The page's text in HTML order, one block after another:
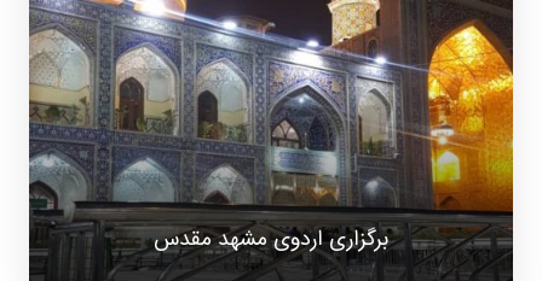
برگزاری اردوی مشهد مقدس